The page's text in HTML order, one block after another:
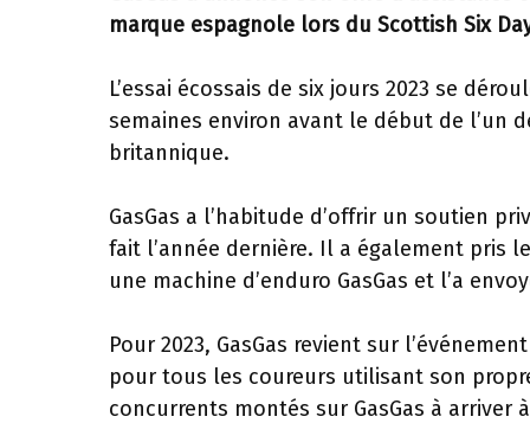
marque espagnole lors du Scottish Six
L’essai écossais de six jours 2023 se
semaines environ avant le début de l’un
britannique.
GasGas a l’habitude d’offrir un soutien
fait l’année dernière. Il a également pris
une machine d’enduro GasGas et l’a
Pour 2023, GasGas revient sur
pour tous les coureurs utilisant son
concurrents montés sur GasGas à arriver